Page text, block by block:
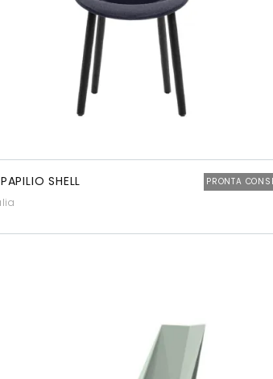
SHELL PRONTA